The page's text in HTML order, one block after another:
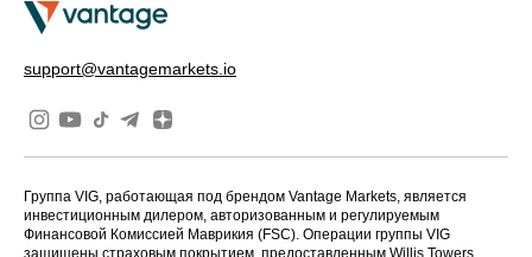
support@vantagemarkets.io
Группа VIG, работающая под брендом Vantage Markets, является
инвестиционным дилером, авторизованным и регулируемым
Финансовой Комиссией Маврикия (FSC). Операции группы VIG
защищены страховым покрытием, предоставленным Willis Towers